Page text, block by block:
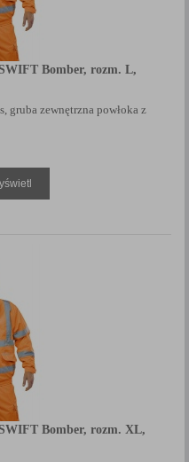
Bomber, rozm. L,
gruba zewnętrzna powłoka z
Bomber, rozm. XL,